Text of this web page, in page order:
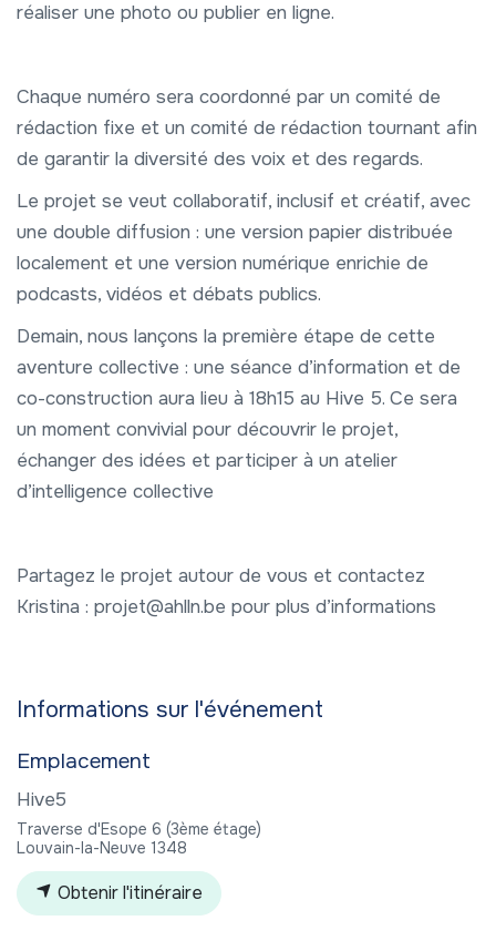
réaliser une photo ou publier en ligne.
Chaque numéro sera coordonné par un comité de
rédaction fixe et un comité de rédaction tournant afin
de garantir la diversité des voix et des regards.
Le projet se veut collaboratif, inclusif et créatif, avec
une double diffusion : une version papier distribuée
localement et une version numérique enrichie de
podcasts, vidéos et débats publics.
Demain, nous lançons la première étape de cette
aventure collective : une séance d’information et de
co-construction aura lieu à 18h15 au Hive 5. Ce sera
un moment convivial pour découvrir le projet,
échanger des idées et participer à un atelier
d’intelligence collective
Partagez le projet autour de vous et contactez
Kristina : projet@ahlln.be pour plus d’informations
Informations sur l'événement
Emplacement
Hive5
Traverse d'Esope 6 (3ème étage)
Louvain-la-Neuve 1348
Obtenir l'itinéraire